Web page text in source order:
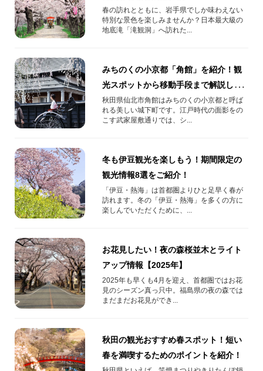
春の訪れとともに、岩手県でしか味わえない
特別な景色を楽しみませんか？日本最大級の
地底滝「滝観洞」へ訪れた...
みちのくの小京都「角館」を紹介！観
光スポットから移動手段まで解説しま
す！
秋田県仙北市角館はみちのくの小京都と呼ば
れる美しい城下町です。江戸時代の面影をの
こす武家屋敷通りでは、シ...
冬も伊豆観光を楽しもう！期間限定の
観光情報8選をご紹介！
「伊豆・熱海」は首都圏よりひと足早く春が
訪れます。冬の「伊豆・熱海」を多くの方に
楽しんでいただくために、...
お花見したい！夜の森桜並木とライト
アップ情報【2025年】
2025年も早くも4月を迎え、首都圏ではお花
見のシーズン真っ只中。福島県の夜の森では
まだまだお花見ができ...
秋田の観光おすすめ春スポット！短い
春を満喫するためのポイントを紹介！